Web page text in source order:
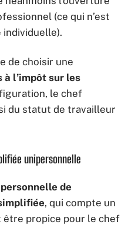
(ce qui n’est
individuelle).
de choisir une
l’impôt sur les
le chef
du statut de travailleur
unipersonnelle
de
, qui compte un
être propice pour le chef